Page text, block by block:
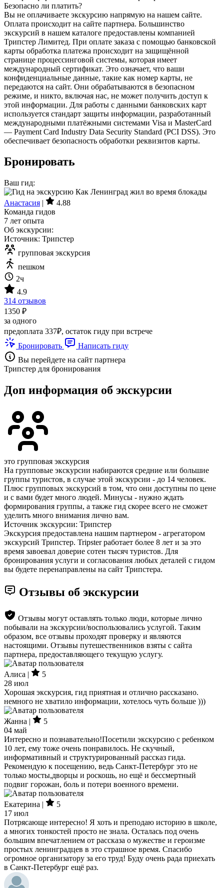
Безопасно ли платить?
Вы не оплачиваете экскурсию напрямую на нашем сайте.
Оплата происходит на сайте партнера. Большинство
экскурсий в нашем каталоге предоставлены компанией
Трипстер Лимитед. При оплате заказа с помощью банковской
карты обработка платежа происходит на защищённой
странице процессинговой системы, которая имеет
международный сертификат. Это означает, что ваши
конфиденциальные данные, такие как номер карты, не
передаются на сайт. Они обрабатываются в безопасном
режиме, и никто, включая нас, не может получить доступ к
этой информации. Для работы с данными банковских карт
используется стандарт защиты информации, разработанный
международными платёжными системами Visa и MasterCard
— Payment Card Industry Data Security Standard (PCI DSS). Это
обеспечивает безопасность обработки реквизитов карты.
Бронировать
Ваш гид:
Анастасия |
4.88
Команда гидов
7 лет опыта
Об экскурсии:
Источник: Трипстер
групповая экскурсия
пешком
2ч
4.9
314 отзывов
1350 ₽
за одного
предоплата 337₽, остаток гиду при встрече
Бронировать
Написать гиду
Вы перейдете на сайт партнера
Трипстер для бронирования
Доп информация об экскурсии
это групповая экскурсия
На групповые экскурсии набираются средние или большие
группы туристов, в случае этой экскурсии - до 14 человек.
Плюс групповых экскурсий в том, что они доступны по цене
и с вами будет много людей. Минусы - нужно ждать
формирования группы, а также гид скорее всего не сможет
уделить много внимания лично вам.
Источник экскурсии: Трипстер
Экскурсия предоставлена нашим партнером - агрегатором
экскурсий Трипстер. Tripster работает более 8 лет и за это
время завоевал доверие сотен тысяч туристов. Для
бронирования услуги и согласования любых деталей с гидом
вы будете перенаправлены на сайт Трипстера.
Отзывы об экскурсии
Отзывы могут оставлять только люди, которые лично
побывали на экскурсии/воспользовались услугой. Таким
образом, все отзывы проходят проверку и являются
настоящими. Отзывы путешественников взяты с сайта
партнера, предоставляющего текущую услугу.
Алиса |
5
28 июл
Хорошая экскурсия, гид приятная и отлично рассказано.
немного не хватило информации, хотелось чуть больше )))
Жанна |
5
04 май
Интересно и познавательно!Посетили экскурсию с ребенком
10 лет, ему тоже очень понравилось. Не скучный,
информативный и структурированный рассказ гида.
Рекомендую к посещению, ведь Санкт-Петербург это не
только мосты,дворцы и роскошь, но ещё и бессмертный
подвиг горожан, боль и потери военного времени.
Екатерина |
5
17 июл
Потрясающе интересно! Я хоть и преподаю историю в школе,
а многих тонкостей просто не знала. Осталась под очень
большим впечатлением от рассказа о мужестве и героизме
простых ленинградцев в это страшное время. Спасибо
огромное организатору за его труд! Буду очень рада приехать
в Санкт-Петербург ещё раз.